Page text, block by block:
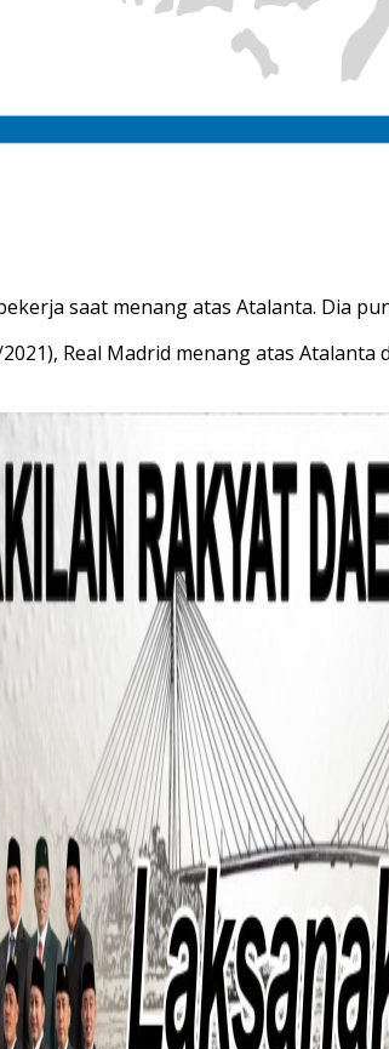
saat menang atas Atalanta. Dia
Real Madrid menang atas